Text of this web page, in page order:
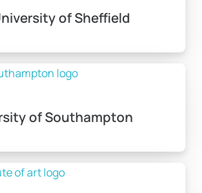
of Sheffield
of Southampton